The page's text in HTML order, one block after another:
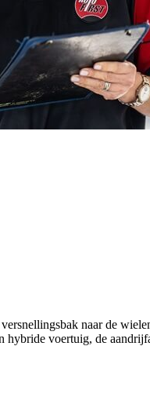
naar de
voertuig, de